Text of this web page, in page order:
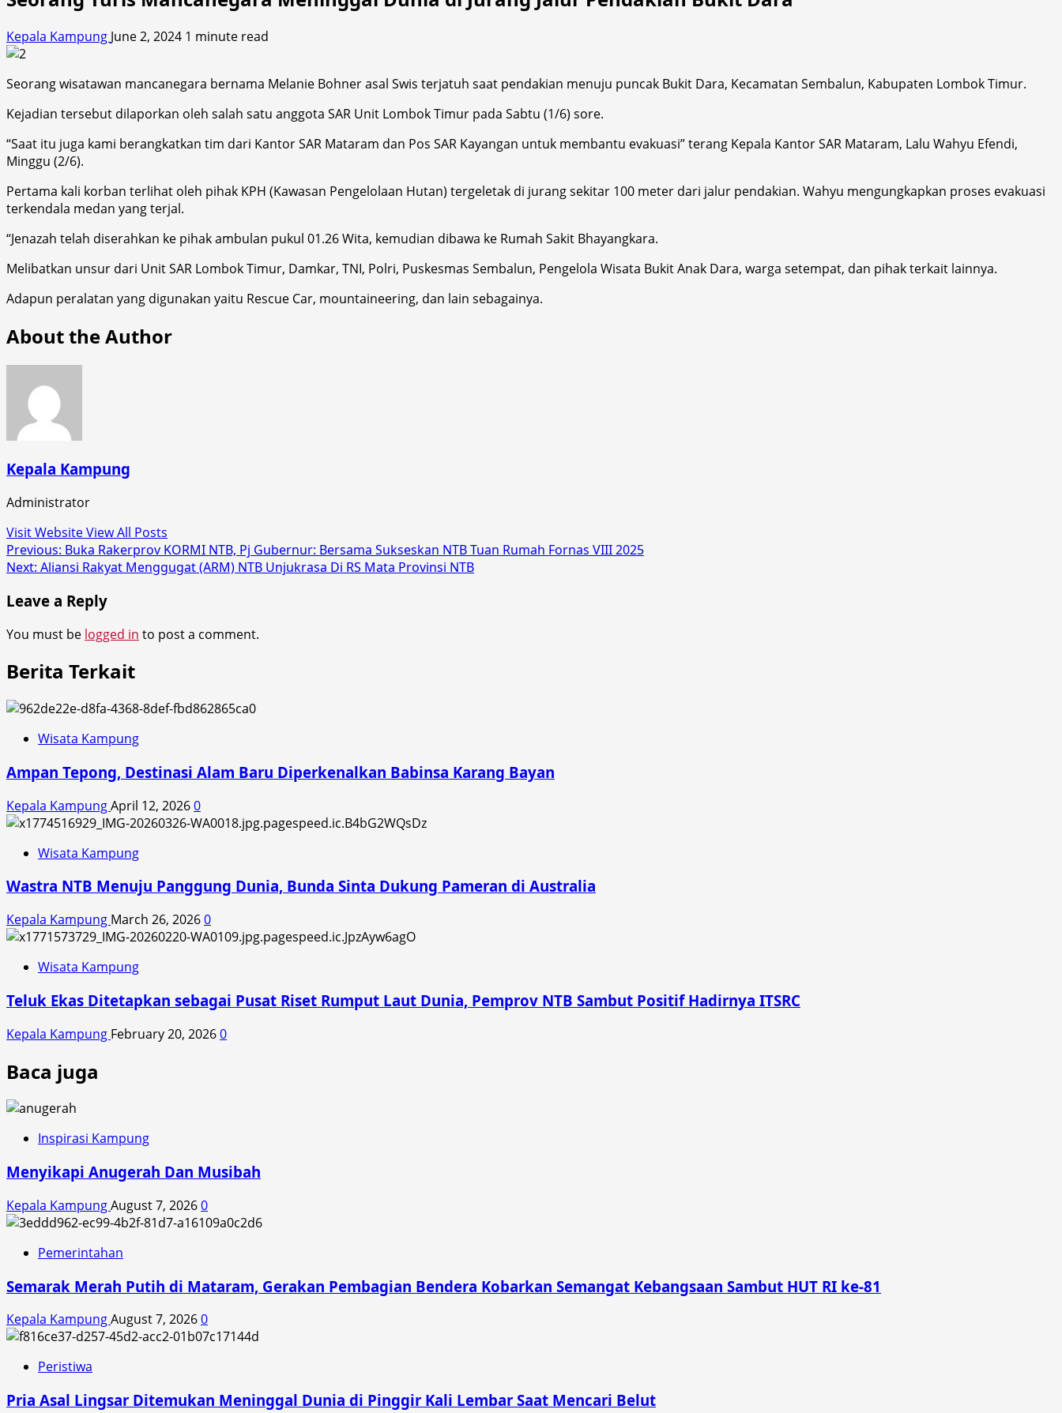
Kepala Kampung June 2, 2024 1 minute read
Seorang wisatawan mancanegara bernama Melanie Bohner asal Swis terjatuh saat pendakian menuju puncak Bukit Dara, Kecamatan Sembalun, Kabupaten Lombok Timur.
Kejadian tersebut dilaporkan oleh salah satu anggota SAR Unit Lombok Timur pada Sabtu (1/6) sore.
“Saat itu juga kami berangkatkan tim dari Kantor SAR Mataram dan Pos SAR Kayangan untuk membantu evakuasi” terang Kepala Kantor SAR Mataram, Lalu Wahyu Efendi,
Minggu (2/6).
Pertama kali korban terlihat oleh pihak KPH (Kawasan Pengelolaan Hutan) tergeletak di jurang sekitar 100 meter dari jalur pendakian. Wahyu mengungkapkan proses evakuasi
terkendala medan yang terjal.
“Jenazah telah diserahkan ke pihak ambulan pukul 01.26 Wita, kemudian dibawa ke Rumah Sakit Bhayangkara.
Melibatkan unsur dari Unit SAR Lombok Timur, Damkar, TNI, Polri, Puskesmas Sembalun, Pengelola Wisata Bukit Anak Dara, warga setempat, dan pihak terkait lainnya.
Adapun peralatan yang digunakan yaitu Rescue Car, mountaineering, dan lain sebagainya.
About the Author
Kepala Kampung
Administrator
Visit WebsiteView All Posts
Post
navigation
Previous: Buka Rakerprov KORMI NTB, Pj Gubernur: Bersama Sukseskan NTB Tuan Rumah Fornas VIII 2025
Next: Aliansi Rakyat Menggugat (ARM) NTB Unjukrasa Di RS Mata Provinsi NTB
Leave a Reply
You must be logged in to post a comment.
Berita Terkait
Wisata Kampung
Ampan Tepong, Destinasi Alam Baru Diperkenalkan Babinsa Karang Bayan
Kepala KampungApril 12, 20260
Wisata Kampung
Wastra NTB Menuju Panggung Dunia, Bunda Sinta Dukung Pameran di Australia
Kepala Kampung March 26, 20260
Wisata Kampung
Teluk Ekas Ditetapkan sebagai Pusat Riset Rumput Laut Dunia, Pemprov NTB Sambut Positif Hadirnya ITSRC
Kepala Kampung February 20, 20260
Baca juga
Inspirasi Kampung
Menyikapi Anugerah Dan Musibah
Kepala KampungAugust 7, 20260
Pemerintahan
Semarak Merah Putih di Mataram, Gerakan Pembagian Bendera Kobarkan Semangat Kebangsaan Sambut HUT RI ke-81
Kepala KampungAugust 7, 20260
Peristiwa
Pria Asal Lingsar Ditemukan Meninggal Dunia di Pinggir Kali Lembar Saat Mencari Belut